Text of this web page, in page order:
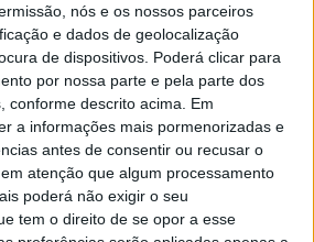
nós e os nossos parceiros
e dados de geolocalização
de dispositivos. Poderá clicar para
por nossa parte e pela parte dos
conforme descrito acima. Em
a informações mais pormenorizadas e
antes de consentir ou recusar o
atenção que algum processamento
poderá não exigir o seu
tem o direito de se opor a esse